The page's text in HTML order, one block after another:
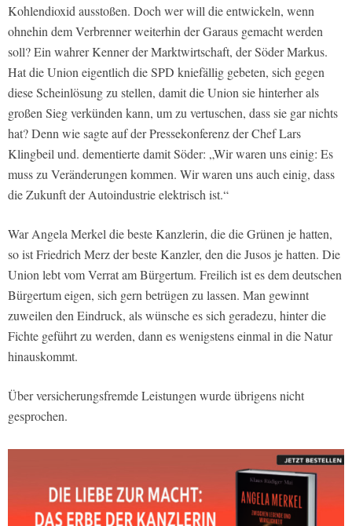
Kohlendioxid ausstoßen. Doch wer will die entwickeln, wenn
ohnehin dem Verbrenner weiterhin der Garaus gemacht werden
soll? Ein wahrer Kenner der Marktwirtschaft, der Söder Markus.
Hat die Union eigentlich die SPD kniefällig gebeten, sich gegen
diese Scheinlösung zu stellen, damit die Union sie hinterher als
großen Sieg verkünden kann, um zu vertuschen, dass sie gar nichts
hat? Denn wie sagte auf der Pressekonferenz der Chef Lars
Klingbeil und. dementierte damit Söder: „Wir waren uns einig: Es
muss zu Veränderungen kommen. Wir waren uns auch einig, dass
die Zukunft der Autoindustrie elektrisch ist.“
War Angela Merkel die beste Kanzlerin, die die Grünen je hatten,
so ist Friedrich Merz der beste Kanzler, den die Jusos je hatten. Die
Union lebt vom Verrat am Bürgertum. Freilich ist es dem deutschen
Bürgertum eigen, sich gern betrügen zu lassen. Man gewinnt
zuweilen den Eindruck, als wünsche es sich geradezu, hinter die
Fichte geführt zu werden, dann es wenigstens einmal in die Natur
hinauskommt.
Über versicherungsfremde Leistungen wurde übrigens nicht
gesprochen.